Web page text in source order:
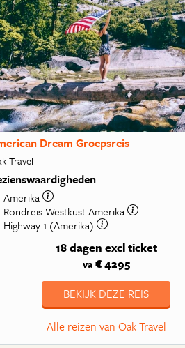
Dream Groepsreis
Travel
Amerika
Rondreis Westkust Amerika
Highway 1 (Amerika)
18 dagen excl ticket
va€ 4295
BEKIJK DEZE REIS
Alle reizen van Oak Travel